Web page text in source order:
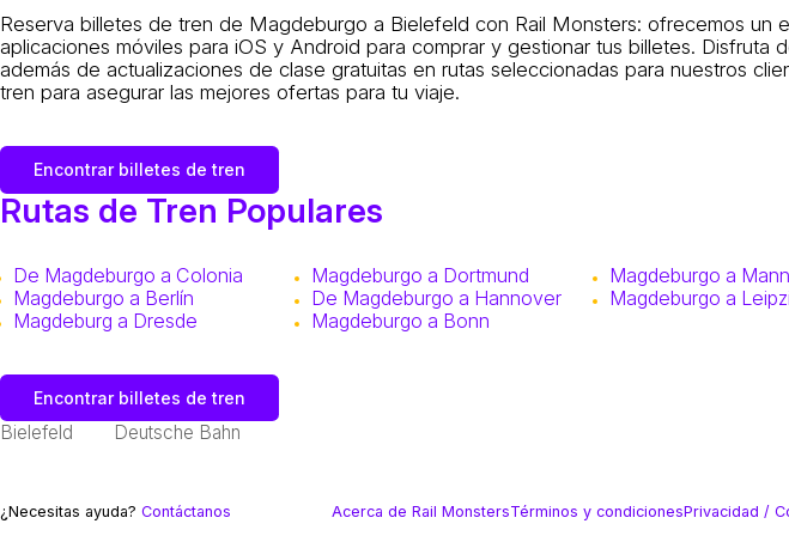
Reserva billetes de tren de Magdeburgo a Bielefeld con Rail Monsters: ofrecemos
aplicaciones móviles para iOS y Android para comprar y gestionar tus billetes. Disfruta
además de actualizaciones de clase gratuitas en rutas seleccionadas para nuestros
tren para asegurar las mejores ofertas para tu viaje.
Encontrar billetes de tren
Rutas de Tren Populares
De Magdeburgo a Colonia
Magdeburgo a Berlín
Magdeburg a Dresde
Magdeburgo a Dortmund
De Magdeburgo a Hannover
Magdeburgo a Bonn
Magdeburgo a
Magdeburgo a
Encontrar billetes de tren
Bielefeld Deutsche Bahn
¿Necesitas ayuda? Contáctanos Acerca de Rail MonstersTérminos y condicionesPrivacidad /